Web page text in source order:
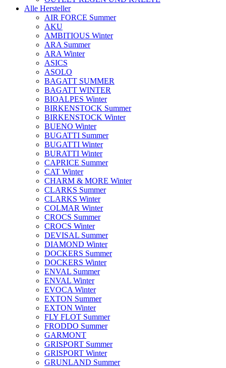
Alle Hersteller
AIR FORCE Summer
AKU
AMBITIOUS Winter
ARA Summer
ARA Winter
ASICS
ASOLO
BAGATT SUMMER
BAGATT WINTER
BIOALPES Winter
BIRKENSTOCK Summer
BIRKENSTOCK Winter
BUENO Winter
BUGATTI Summer
BUGATTI Winter
BURATTI Winter
CAPRICE Summer
CAT Winter
CHARM & MORE Winter
CLARKS Summer
CLARKS Winter
COLMAR Winter
CROCS Summer
CROCS Winter
DEVISAL Summer
DIAMOND Winter
DOCKERS Summer
DOCKERS Winter
ENVAL Summer
ENVAL Winter
EVOCA Winter
EXTON Summer
EXTON Winter
FLY FLOT Summer
FRODDO Summer
GARMONT
GRISPORT Summer
GRISPORT Winter
GRUNLAND Summer